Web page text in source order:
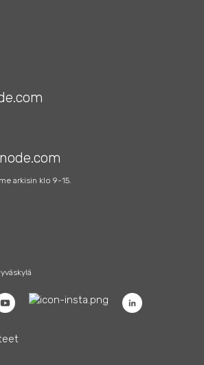
arkisin klo 9-15.